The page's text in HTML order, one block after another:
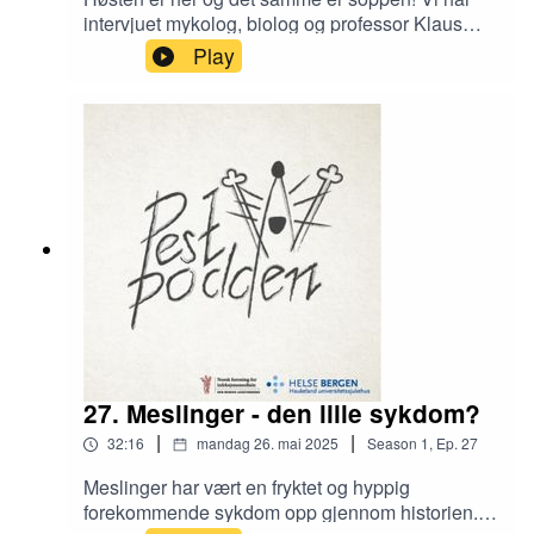
intervjuet mykolog, biolog og professor Klaus
Høiland om alle soppens fortreffeligheter - fra
tidenes morgen til i dag. Bli med på en
fun(gus)fact-spekket episode!
Play
27. Meslinger - den lille sykdom?
32:16 | mandag 26. mai 2025 | Season 1, Ep. 27
Meslinger har vært en fryktet og hyppig
forekommende sykdom opp gjennom historien. I